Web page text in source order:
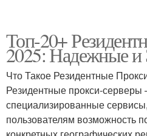
Топ-20+
2025: Надежные
Что Такое Резидентные
Резидентные прокси-серверы
специализированные
пользователям возможность